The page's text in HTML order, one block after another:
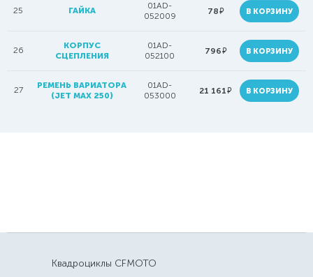
25 ГАЙКА
01AD-
052009
78руб. В КОРЗИНУ
26
КОРПУС
СЦЕПЛЕНИЯ
01AD-
052100
796руб. В КОРЗИНУ
27
РЕМЕНЬ ВАРИАТОРА
(JET MAX 250)
01AD-
053000
21 161руб. В КОРЗИНУ
Квадроциклы CFMOTO